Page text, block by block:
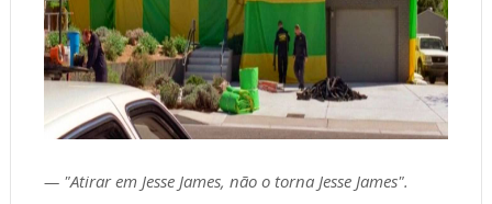
— "Atirar em Jesse James, não o torna Jesse James".